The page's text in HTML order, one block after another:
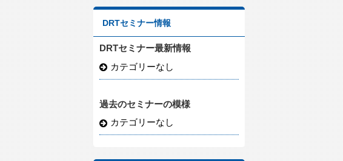
DRTセミナー情報
DRTセミナー最新情報
カテゴリーなし
過去のセミナーの模様
カテゴリーなし